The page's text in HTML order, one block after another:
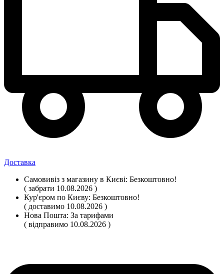
Доставка
Самовивіз з магазину в Києві: Безкоштовно!
( забрати 10.08.2026 )
Кур'єром по Києву: Безкоштовно!
( доставимо 10.08.2026 )
Нова Пошта: За тарифами
( відправимо 10.08.2026 )